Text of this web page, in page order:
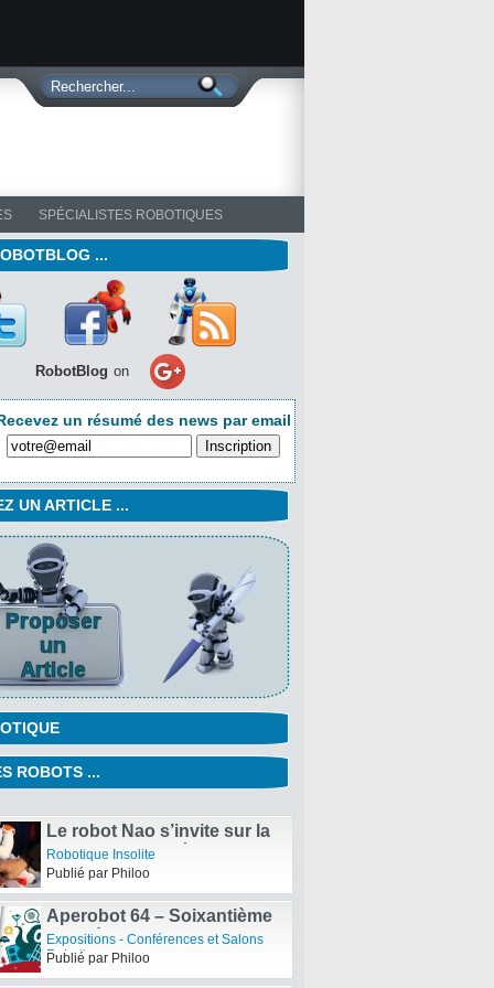
SPÉCIALISTES ROBOTIQUES
...
RobotBlog on
un résumé des news par email
UN ARTICLE ...
ROBOTS ...
le robot de Panasonic va
parcourir 500 km
Robotique Fun et Intelligente
Publié par Philoo
Le robot Nao s’invite sur la
course du Vendée Globe –
Les chocolats de Noël
Robotique Insolite
Publié par Philoo
Aperobot 64 – Soixantième